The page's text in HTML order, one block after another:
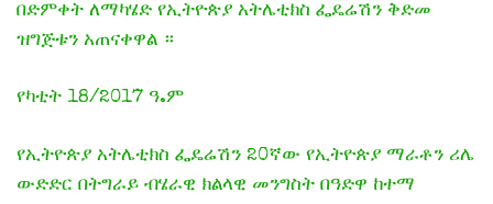
በድምቀት ለማካሄድ የኢትዮጵያ አትሌቲክስ ፌዴሬሽን ቅድመ
ዝግጅቱን አጠናቀዋል ።
የካቲት 18/2017 ዓ.ም
የኢትዮጵያ አትሌቲክስ ፌዴሬሽን 20ኛው የኢትዮጵያ ማራቶን ሪሌ
ውድድር በትግራይ ብሄራዊ ክልላዊ መንግስት በዓድዋ ከተማ